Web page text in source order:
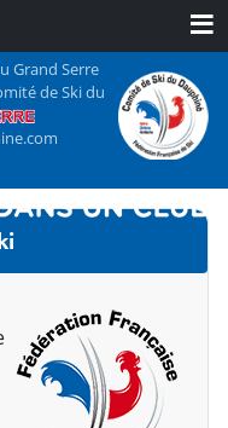
Grand Serre
de Ski du
≡